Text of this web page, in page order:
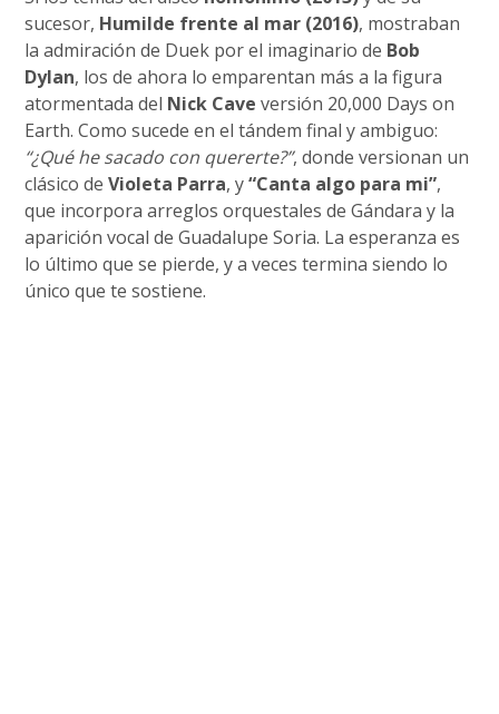
sucesor, Humilde frente al mar (2016), mostraban
la admiración de Duek por el imaginario de Bob
Dylan, los de ahora lo emparentan más a la figura
atormentada del Nick Cave versión 20,000 Days on
Earth. Como sucede en el tándem final y ambiguo:
“¿Qué he sacado con quererte?”, donde versionan un
clásico deVioleta Parra, y“Canta algo para mi”,
que incorpora arreglos orquestales de Gándara y la
aparición vocal de Guadalupe Soria. La esperanza es
lo último que se pierde, y a veces termina siendo lo
único que te sostiene.